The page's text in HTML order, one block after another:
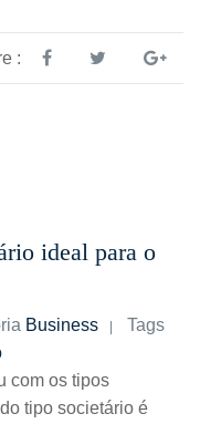
:
ideal para o
Business
Tags
com os tipos
tipo societário é